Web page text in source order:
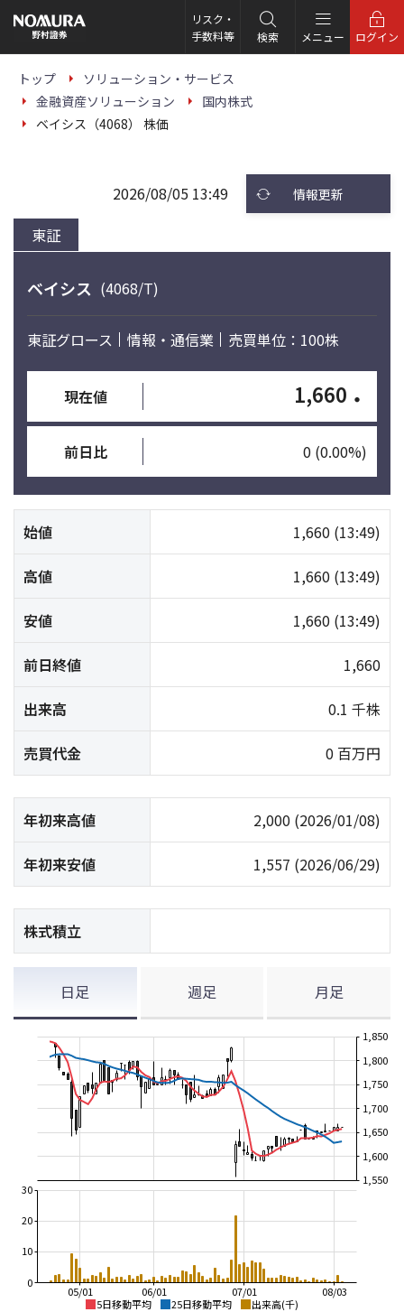
の
ー
リスク・
手数料等
検索 メニュー ログイン
トップ
ソリューション・サービス
金融資産ソリューション
国内株式
ベイシス（4068） 株価
東証
2026/08/05 13:49 情報更新
ベイシス (4068/T)
東証グロース 情報・通信業 売買単位：100株
現在値 1,660 ・
前日比 0 (0.00%)
始値 1,660 (13:49)
高値 1,660 (13:49)
安値 1,660 (13:49)
前日終値 1,660
出来高 0.1 千株
売買代金 0 百万円
年初来高値 2,000 (2026/01/08)
年初来安値 1,557 (2026/06/29)
株式積立
日足 週足 月足
5日移動平均 25日移動平均 出来高(千)
08/03
07/01
06/01
05/01
1,550
1,600
1,650
1,700
1,750
1,800
1,850
0
10
20
30